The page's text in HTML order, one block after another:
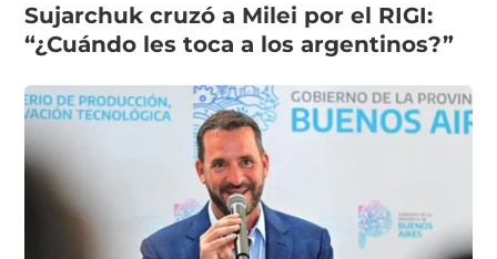
Sujarchuk cruzó a Milei por el RIGI:
“¿Cuándo les toca a los argentinos?”